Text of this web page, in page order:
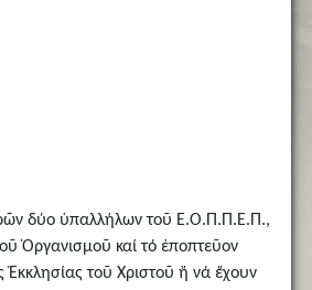
δύο ὑπαλλήλων τοῦ Ε.Ο.Π.Π.Ε.Π.,
Ὀργανισμοῦ καί τό ἐποπτεῦον
τοῦ Χριστοῦ ἤ νά ἔχουν